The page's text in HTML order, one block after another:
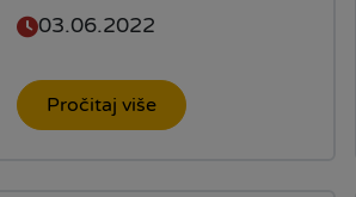
03.06.2022
Pročitaj više